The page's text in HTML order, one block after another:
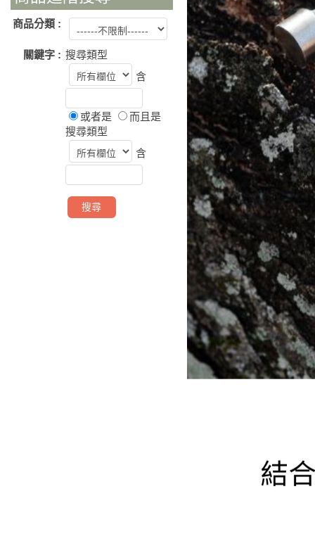
商品分類 :
關鍵字 : 搜尋類型
含
或者是
而且是
搜尋類型
含